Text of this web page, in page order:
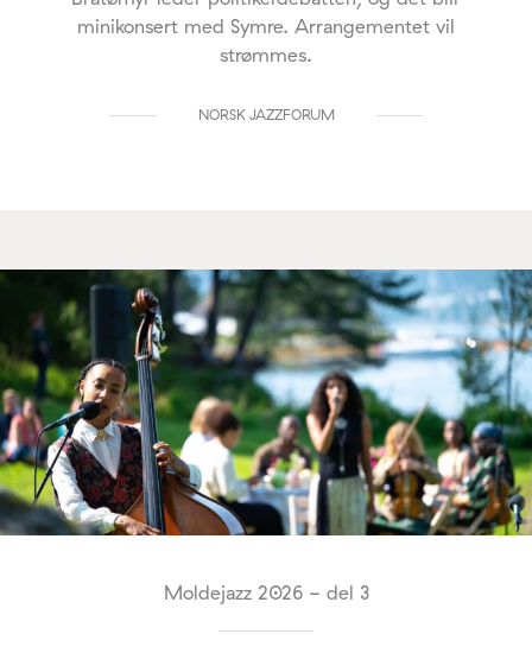
minikonsert med Symre. Arrangementet vil
strømmes.
NORSK JAZZFORUM
Moldejazz 2026 - del 3